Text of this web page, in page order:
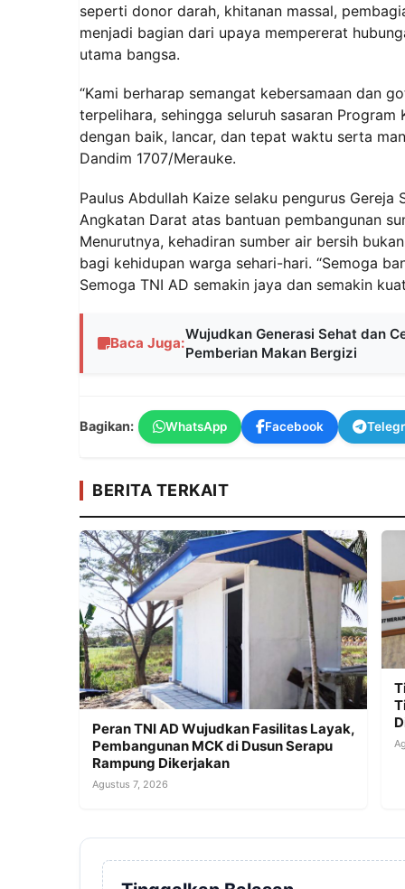
seperti donor darah, khitanan massal,
menjadi bagian dari upaya mempererat
utama bangsa.
“Kami berharap semangat kebersamaan dan
terpelihara, sehingga seluruh sasaran
dengan baik, lancar, dan tepat waktu serta
Dandim 1707/Merauke.
Paulus Abdullah Kaize selaku pengurus
Angkatan Darat atas bantuan pembangunan
Menurutnya, kehadiran sumber air bersih
bagi kehidupan warga sehari-hari. “Semoga
Semoga TNI AD semakin jaya dan semakin
Baca Juga:
Wujudkan Generasi Sehat dan
Pemberian Makan Bergizi
Bagikan: WhatsApp Facebook
BERITA TERKAIT
Peran TNI AD Wujudkan Fasilitas Layak,
Pembangunan MCK di Dusun Serapu
Rampung Dikerjakan
Agustus 7, 2026